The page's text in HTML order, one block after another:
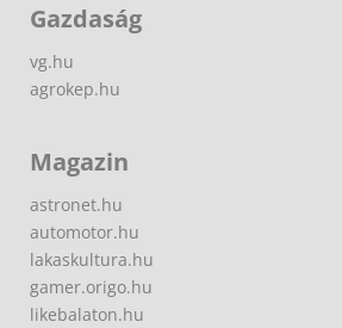
Gazdaság
vg.hu
agrokep.hu
Magazin
astronet.hu
automotor.hu
lakaskultura.hu
gamer.origo.hu
likebalaton.hu